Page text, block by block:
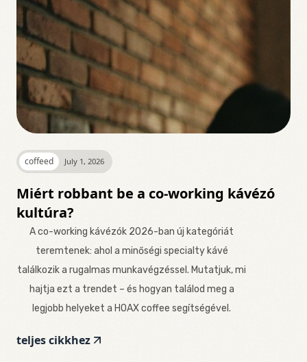
coffeed July 1, 2026
Miért robbant be a co-working kávézó
kultúra?
A co-working kávézók 2026-ban új kategóriát
teremtenek: ahol a minőségi specialty kávé
találkozik a rugalmas munkavégzéssel. Mutatjuk, mi
hajtja ezt a trendet – és hogyan találod meg a
legjobb helyeket a HOAX coffee segítségével.
teljes cikkhez